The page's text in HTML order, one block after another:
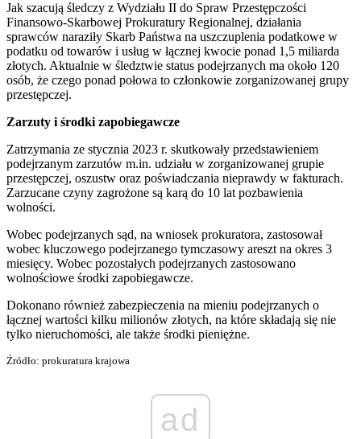
Jak szacują śledczy z Wydziału II do Spraw Przestępczości
Finansowo-Skarbowej Prokuratury Regionalnej, działania
sprawców naraziły Skarb Państwa na uszczuplenia podatkowe w
podatku od towarów i usług w łącznej kwocie ponad 1,5 miliarda
złotych. Aktualnie w śledztwie status podejrzanych ma około 120
osób, że czego ponad połowa to członkowie zorganizowanej grupy
przestępczej.
Zarzuty i środki zapobiegawcze
Zatrzymania ze stycznia 2023 r. skutkowały przedstawieniem
podejrzanym zarzutów m.in. udziału w zorganizowanej grupie
przestępczej, oszustw oraz poświadczania nieprawdy w fakturach.
Zarzucane czyny zagrożone są karą do 10 lat pozbawienia
wolności.
Wobec podejrzanych sąd, na wniosek prokuratora, zastosował
wobec kluczowego podejrzanego tymczasowy areszt na okres 3
miesięcy. Wobec pozostałych podejrzanych zastosowano
wolnościowe środki zapobiegawcze.
Dokonano również zabezpieczenia na mieniu podejrzanych o
łącznej wartości kilku milionów złotych, na które składają się nie
tylko nieruchomości, ale także środki pieniężne.
Źródło: prokuratura krajowa
ad